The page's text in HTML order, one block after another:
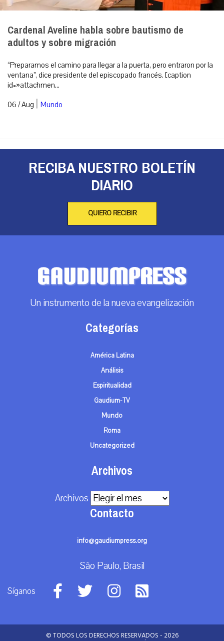
Cardenal Aveline habla sobre bautismo de
adultos y sobre migración
“Preparamos el camino para llegar a la puerta, pero entraron por la
ventana”, dice presidente del episcopado francés. [caption
id=»attachmen...
06 / Aug | Mundo
RECIBA NUESTRO BOLETÍN
DIARIO
QUIERO RECIBIR
Un instrumento de la nueva evangelización
Categorías
América Latina
Análisis
Espiritualidad
Gaudium-TV
Mundo
Roma
Uncategorized
Archivos
Archivos
Contacto
info@gaudiumpress.org
São Paulo, Brasil
Síganos
© TODOS LOS DERECHOS RESERVADOS - 2026